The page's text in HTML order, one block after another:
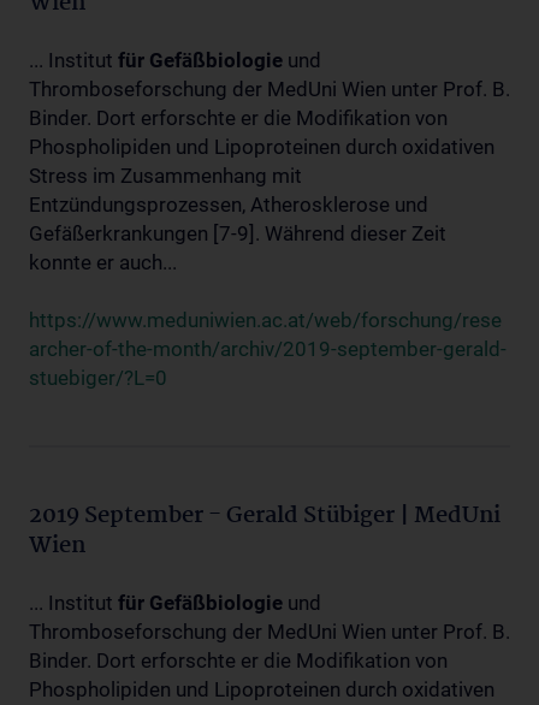
... Institut für Gefäßbiologie und
Thromboseforschung der MedUni Wien unter Prof. B.
Binder. Dort erforschte er die Modifikation von
Phospholipiden und Lipoproteinen durch oxidativen
Stress im Zusammenhang mit
Entzündungsprozessen, Atherosklerose und
Gefäßerkrankungen [7-9]. Während dieser Zeit
konnte er auch...
https://www.meduniwien.ac.at/web/forschung/rese
archer-of-the-month/archiv/2019-september-gerald-
stuebiger/?L=0
2019 September - Gerald Stübiger | MedUni
Wien
... Institut für Gefäßbiologie und
Thromboseforschung der MedUni Wien unter Prof. B.
Binder. Dort erforschte er die Modifikation von
Phospholipiden und Lipoproteinen durch oxidativen